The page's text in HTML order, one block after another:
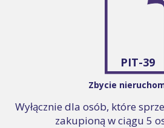
PIT-39
Zbycie
Wyłącznie dla osób, które
zakupioną w ciągu 5